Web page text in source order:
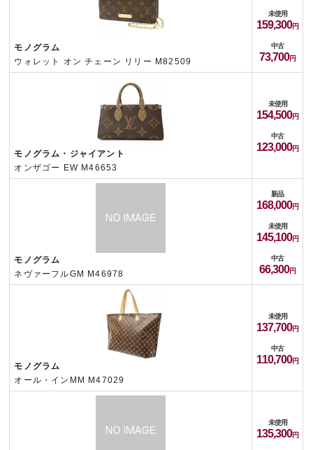
モノグラム
ウォレット オン チェーン リリー M82509
未使用
159,300
中古
73,700
モノグラム・ジャイアント
オンザゴー EW M46653
未使用
154,500
中古
123,000
モノグラム
ネヴァーフルGM M46978
新品
168,000
未使用
145,100
中古
66,300
モノグラム
オール・インMM M47029
未使用
137,700
中古
110,700
未使用
135,300